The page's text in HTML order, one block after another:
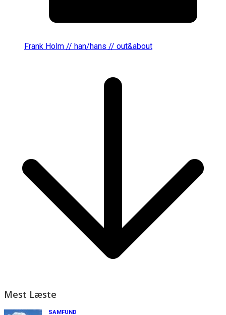
Frank Holm // han/hans // out&about
Mest Læste